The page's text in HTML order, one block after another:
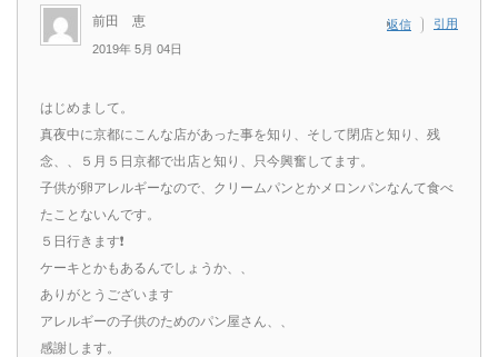
前田 恵
2019年 5月 04日
返信 引用
はじめまして。
真夜中に京都にこんな店があった事を知り、そして閉店と知り、残
念、、５月５日京都で出店と知り、只今興奮してます。
子供が卵アレルギーなので、クリームパンとかメロンパンなんて食べ
たことないんです。
５日行きます❗
ケーキとかもあるんでしょうか、、
ありがとうございます
アレルギーの子供のためのパン屋さん、、
感謝します。